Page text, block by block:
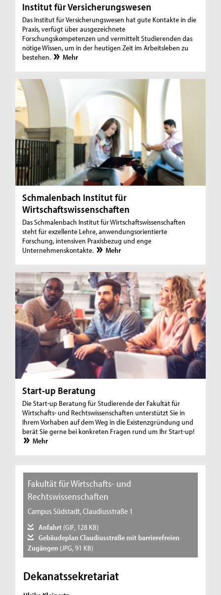
Institut für Versicherungswesen
Das Institut für Versicherungswesen hat gute Kontakte in die
Praxis, verfügt über ausgezeichnete
Forschungskompetenzen und vermittelt Studierenden das
nötige Wissen, um in der heutigen Zeit im Arbeitsleben zu
bestehen.
Mehr
Schmalenbach Institut für
Wirtschaftswissenschaften
Das Schmalenbach Institut für Wirtschaftswissenschaften
steht für exzellente Lehre, anwendungsorientierte
Forschung, intensiven Praxisbezug und enge
Unternehmenskontakte.
Mehr
Start-up Beratung
Die Start-up Beratung für Studierende der Fakultät für
Wirtschafts- und Rechtswissenschaften unterstützt Sie in
Ihrem Vorhaben auf dem Weg in die Existenzgründung und
berät Sie gerne bei konkreten Fragen rund um Ihr Start-up!
Mehr
Fakultät für Wirtschafts- und
Rechtswissenschaften
Campus Südstadt, Claudiusstraße 1
Anfahrt (GIF, 128 KB)
Gebäudeplan Claudiusstraße mit barrierefreien
Zugängen (JPG, 91 KB)
Dekanatssekretariat